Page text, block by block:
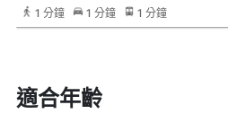
1 分鐘
1 分鐘 1 分鐘
適合年齡